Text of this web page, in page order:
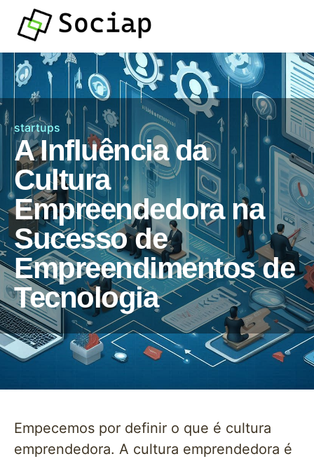
startups
A Influência da
Cultura
Empreendedora na
Sucesso de
Empreendimentos de
Tecnologia
Empecemos por definir o que é cultura
emprendedora. A cultura emprendedora é